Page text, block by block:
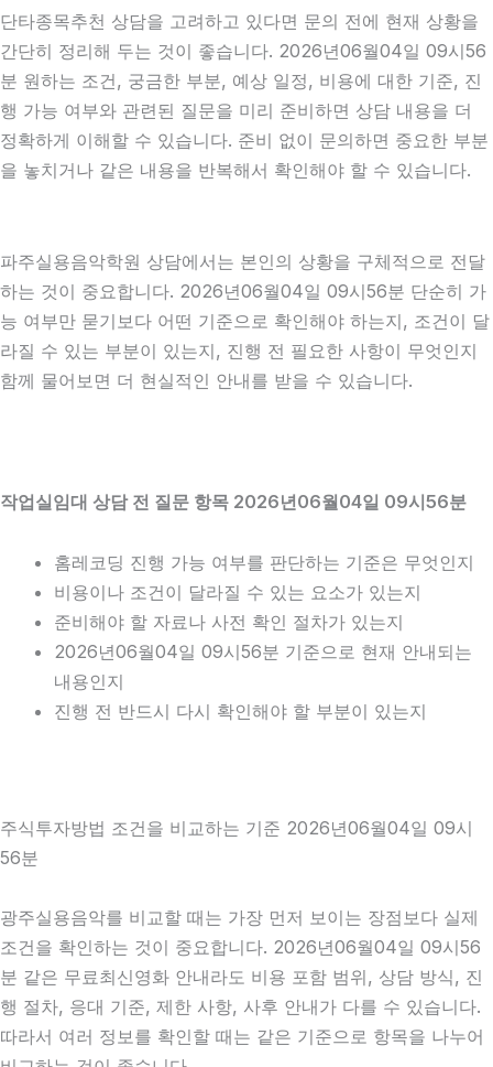
단타종목추천 상담을 고려하고 있다면 문의 전에 현재 상황을
간단히 정리해 두는 것이 좋습니다. 2026년06월04일 09시56
분 원하는 조건, 궁금한 부분, 예상 일정, 비용에 대한 기준, 진
행 가능 여부와 관련된 질문을 미리 준비하면 상담 내용을 더
정확하게 이해할 수 있습니다. 준비 없이 문의하면 중요한 부분
을 놓치거나 같은 내용을 반복해서 확인해야 할 수 있습니다.
파주실용음악학원 상담에서는 본인의 상황을 구체적으로 전달
하는 것이 중요합니다. 2026년06월04일 09시56분 단순히 가
능 여부만 묻기보다 어떤 기준으로 확인해야 하는지, 조건이 달
라질 수 있는 부분이 있는지, 진행 전 필요한 사항이 무엇인지
함께 물어보면 더 현실적인 안내를 받을 수 있습니다.
작업실임대 상담 전 질문 항목 2026년06월04일 09시56분
홈레코딩 진행 가능 여부를 판단하는 기준은 무엇인지
비용이나 조건이 달라질 수 있는 요소가 있는지
준비해야 할 자료나 사전 확인 절차가 있는지
2026년06월04일 09시56분 기준으로 현재 안내되는
내용인지
진행 전 반드시 다시 확인해야 할 부분이 있는지
주식투자방법 조건을 비교하는 기준 2026년06월04일 09시
56분
광주실용음악를 비교할 때는 가장 먼저 보이는 장점보다 실제
조건을 확인하는 것이 중요합니다. 2026년06월04일 09시56
분 같은 무료최신영화 안내라도 비용 포함 범위, 상담 방식, 진
행 절차, 응대 기준, 제한 사항, 사후 안내가 다를 수 있습니다.
따라서 여러 정보를 확인할 때는 같은 기준으로 항목을 나누어